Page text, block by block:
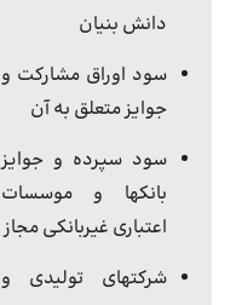
دانش بنیان
سود اوراق مشارکت و
جوایز متعلق به آن
سود سپرده و جوایز
بانکها و موسسات
اعتباری غیربانکی مجاز
شرکتهای تولیدی و